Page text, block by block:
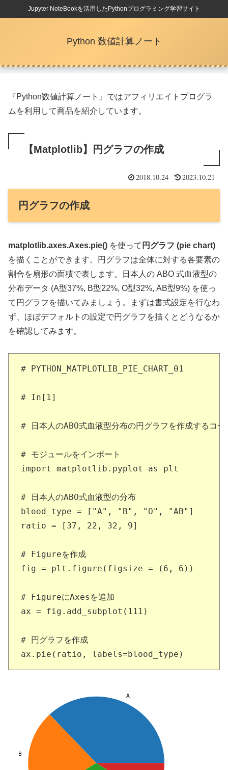
Jupyter NoteBookを活用したPythonプログラミング学習サイト
Python 数値計算ノート
『Python数値計算ノート』ではアフィリエイトプログラ
ムを利用して商品を紹介しています。
【Matplotlib】円グラフの作成
2018.10.24 2023.10.21
円グラフの作成
matplotlib.axes.Axes.pie() を使って 円グラフ (pie chart)
を描くことができます。円グラフは全体に対する各要素の
割合を扇形の面積で表します。日本人の ABO 式血液型の
分布データ (A型37%, B型22%, O型32%, AB型9%) を使っ
て円グラフを描いてみましょう。まずは書式設定を行なわ
ず、ほぼデフォルトの設定で円グラフを描くとどうなるか
を確認してみます。
# PYTHON_MATPLOTLIB_PIE_CHART_01
# In[1]
# 日本人のABO式血液型分布の円グラフを作成するコー
# モジュールをインポート
import matplotlib.pyplot as plt
# 日本人のABO式血液型の分布
blood_type = ["A", "B", "O", "AB"]
ratio = [37, 22, 32, 9]
# Figureを作成
fig = plt.figure(figsize = (6, 6))
# FigureにAxesを追加
ax = fig.add_subplot(111)
# 円グラフを作成
ax.pie(ratio, labels=blood_type)